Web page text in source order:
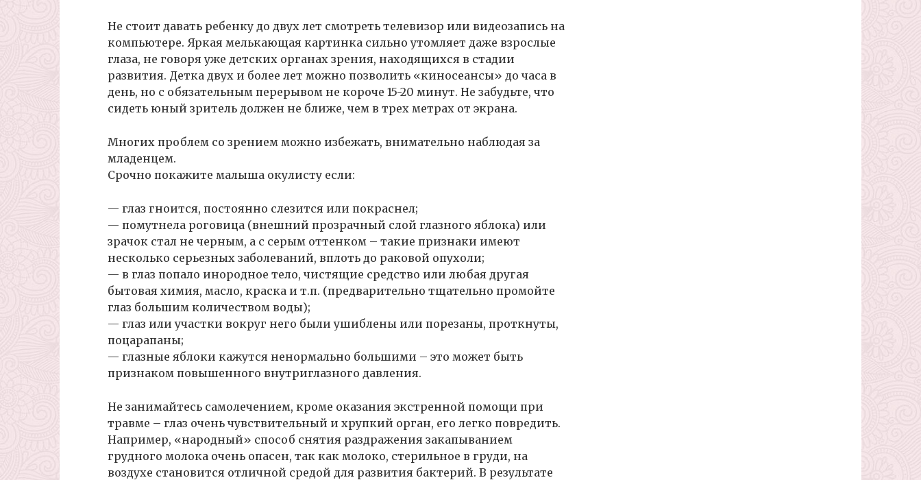
Не стоит давать ребенку до двух лет смотреть телевизор или видеозапись на
компьютере. Яркая мелькающая картинка сильно утомляет даже взрослые
глаза, не говоря уже детских органах зрения, находящихся в стадии
развития. Детка двух и более лет можно позволить «киносеансы» до часа в
день, но с обязательным перерывом не короче 15-20 минут. Не забудьте, что
сидеть юный зритель должен не ближе, чем в трех метрах от экрана.
Многих проблем со зрением можно избежать, внимательно наблюдая за
младенцем.
Срочно покажите малыша окулисту если:
— глаз гноится, постоянно слезится или покраснел;
— помутнела роговица (внешний прозрачный слой глазного яблока) или
зрачок стал не черным, а с серым оттенком – такие признаки имеют
несколько серьезных заболеваний, вплоть до раковой опухоли;
— в глаз попало инородное тело, чистящие средство или любая другая
бытовая химия, масло, краска и т.п. (предварительно тщательно промойте
глаз большим количеством воды);
— глаз или участки вокруг него были ушиблены или порезаны, проткнуты,
поцарапаны;
— глазные яблоки кажутся ненормально большими – это может быть
признаком повышенного внутриглазного давления.
Не занимайтесь самолечением, кроме оказания экстренной помощи при
травме – глаз очень чувствительный и хрупкий орган, его легко повредить.
Например, «народный» способ снятия раздражения закапыванием
грудного молока очень опасен, так как молоко, стерильное в груди, на
воздухе становится отличной средой для развития бактерий. В результате